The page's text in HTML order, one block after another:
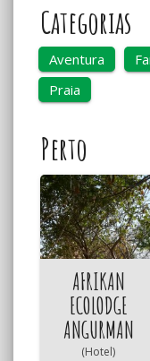
Categorias
Aventura
Praia
Perto
AFRIKAN
ECOLODGE
ANGURMAN
(Hotel)